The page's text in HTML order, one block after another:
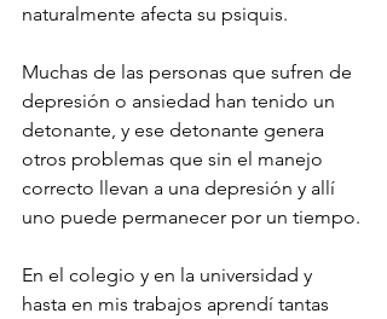
naturalmente afecta su psiquis.
Muchas de las personas que sufren de
depresión o ansiedad han tenido un
detonante, y ese detonante genera
otros problemas que sin el manejo
correcto llevan a una depresión y allí
uno puede permanecer por un tiempo.
En el colegio y en la universidad y
hasta en mis trabajos aprendí tantas